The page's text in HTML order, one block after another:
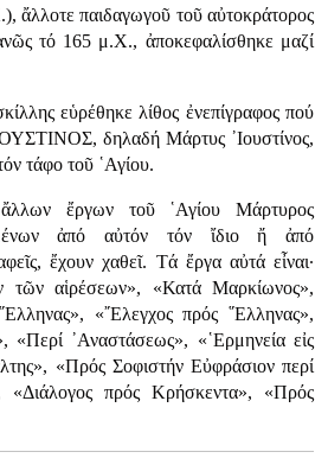
ἄλλοτε παιδαγωγοῦ τοῦ αὐτοκράτορος
τό 165 μ.Χ., ἀποκεφαλίσθηκε μαζί
εὑρέθηκε λίθος ἐνεπίγραφος πού
δηλαδή Μάρτυς ᾿Ιουστίνος,
τάφο τοῦ ῾Αγίου.
ἔργων τοῦ ῾Αγίου Μάρτυρος
ἀπό αὐτόν τόν ἴδιο ἤ ἀπό
ἔχουν χαθεῖ. Τά ἔργα αὐτά εἶναι·
τῶν αἱρέσεων», «Κατά Μαρκίωνος»,
«῎Ελεγχος πρός ῞Ελληνας»,
«Περί ᾿Αναστάσεως», «῾Ερμηνεία εἰς
«Πρός Σοφιστήν Εὐφράσιον περί
«Διάλογος πρός Κρήσκεντα», «Πρός